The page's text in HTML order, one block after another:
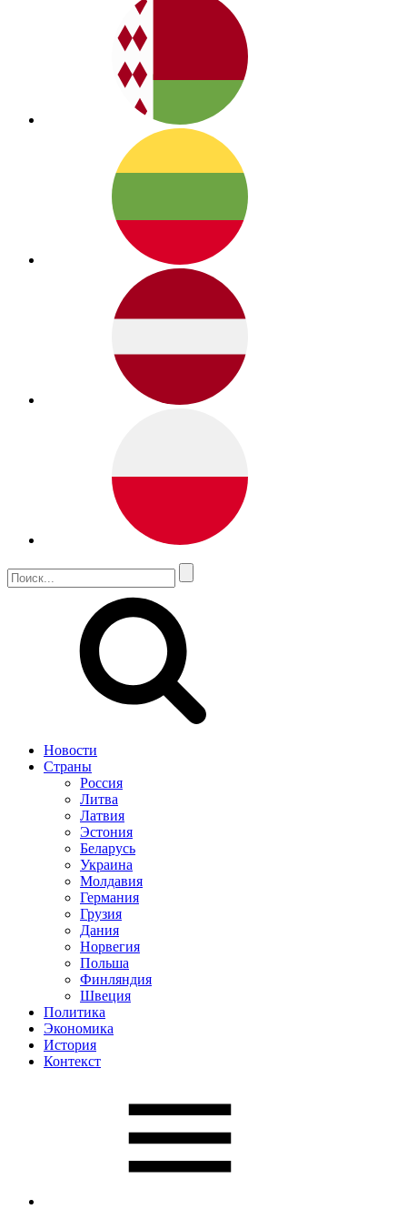
Новости
Страны
Россия
Литва
Латвия
Эстония
Беларусь
Украина
Молдавия
Германия
Грузия
Дания
Норвегия
Польша
Финляндия
Швеция
Политика
Экономика
История
Контекст